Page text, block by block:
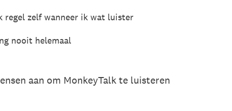
regel zelf wanneer ik wat luister
nooit helemaal
aan om MonkeyTalk te luisteren